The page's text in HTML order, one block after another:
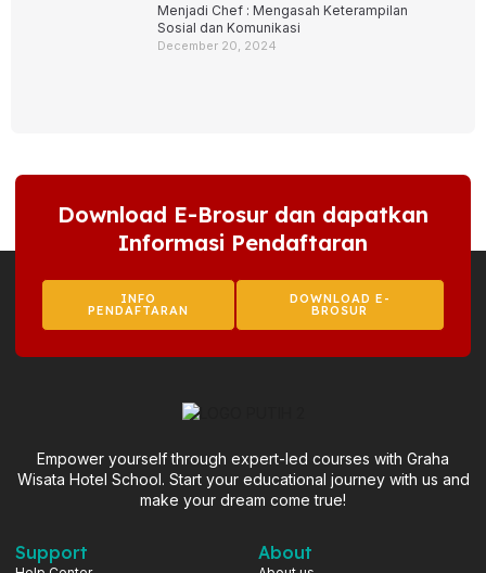
Menjadi Chef : Mengasah Keterampilan
Sosial dan Komunikasi
December 20, 2024
Download E-Brosur dan dapatkan
Informasi Pendaftaran
INFO
PENDAFTARAN
DOWNLOAD E-
BROSUR
Empower yourself through expert-led courses with Graha
Wisata Hotel School. Start your educational journey with us and
make your dream come true!
Support About